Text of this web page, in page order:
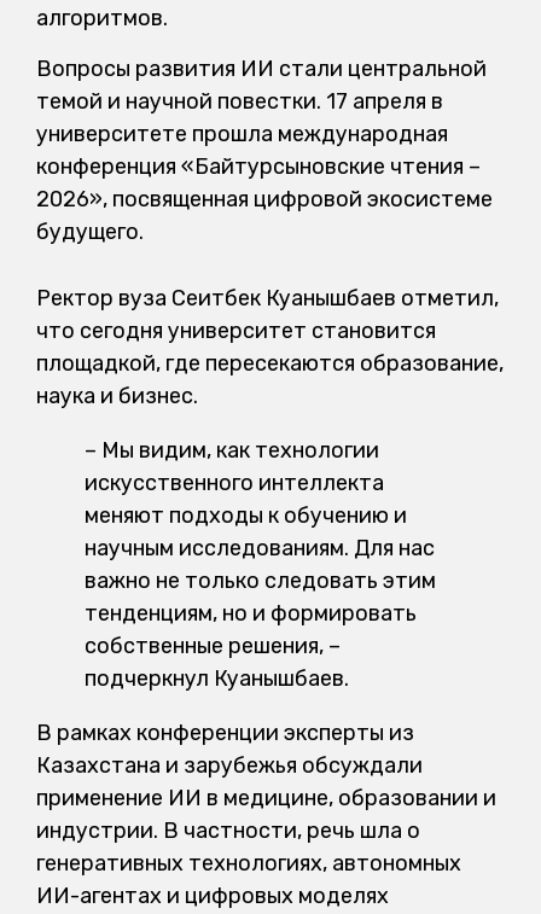
алгоритмов.
Вопросы развития ИИ стали центральной
темой и научной повестки. 17 апреля в
университете прошла международная
конференция «Байтурсыновские чтения –
2026», посвященная цифровой экосистеме
будущего.
Ректор вуза Сеитбек Куанышбаев отметил,
что сегодня университет становится
площадкой, где пересекаются образование,
наука и бизнес.
– Мы видим, как технологии
искусственного интеллекта
меняют подходы к обучению и
научным исследованиям. Для нас
важно не только следовать этим
тенденциям, но и формировать
собственные решения, –
подчеркнул Куанышбаев.
В рамках конференции эксперты из
Казахстана и зарубежья обсуждали
применение ИИ в медицине, образовании и
индустрии. В частности, речь шла о
генеративных технологиях, автономных
ИИ-агентах и цифровых моделях